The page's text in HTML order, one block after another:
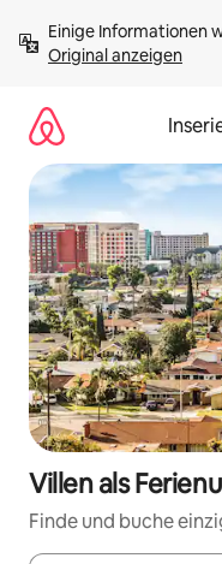
Inhalten
springenOriginal anzeigen
Villen als
Finde und buche